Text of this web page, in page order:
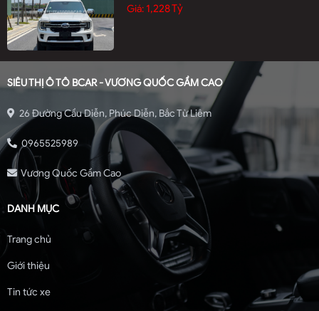
Giá: 1,228 Tỷ
SIÊU THỊ Ô TÔ BCAR - VƯƠNG QUỐC GẦM CAO
26 Đường Cầu Diễn, Phúc Diễn, Bắc Từ Liêm
0965525989
Vương Quốc Gầm Cao
DANH MỤC
Trang chủ
Giới thiệu
Tin tức xe